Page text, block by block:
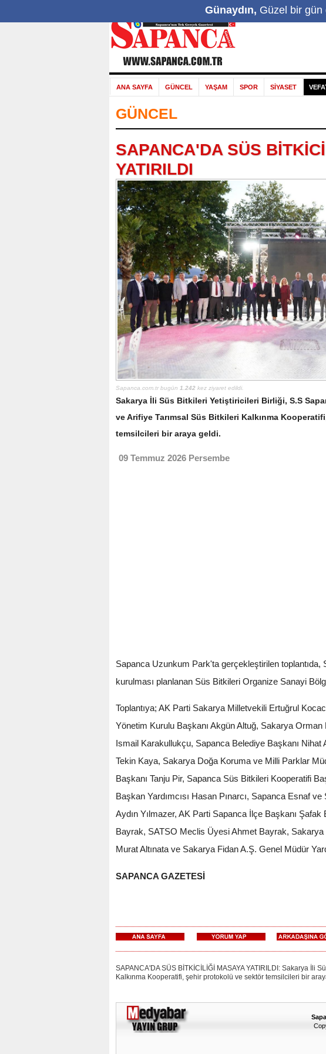
Günaydın, Güzel bir gün
ANA SAYFA GÜNCEL YAŞAM SPOR SİYASET
GÜNCEL
SAPANCA'DA SÜS
YATIRILDI
Sapanca.com.tr bugün 1.242kez ziyaret edildi.
Sakarya İli Süs Bitkileri Yetiştiricileri Birliği, S.S
ve Arifiye Tarımsal Süs Bitkileri Kalkınma
temsilcileri bir araya geldi.
09 Temmuz 2026 Persembe
Sapanca Uzunkum Park'ta gerçekleştirilen
kurulması planlanan Süs Bitkileri Organize Sanayi
Toplantıya; AK Parti Sakarya Milletvekili Ertuğrul
Yönetim Kurulu Başkanı Akgün Altuğ, Sakarya
Ismail Karakullukçu, Sapanca Belediye Başkanı
Tekin Kaya, Sakarya Doğa Koruma ve Milli Parklar
Başkanı Tanju Pir, Sapanca Süs Bitkileri Kooperatifi
Başkan Yardımcısı Hasan Pınarcı, Sapanca Esnaf
Aydın Yılmazer, AK Parti Sapanca İlçe Başkanı
Bayrak, SATSO Meclis Üyesi Ahmet Bayrak, Sakarya
Murat Altınata ve Sakarya Fidan A.Ş. Genel Müdür
SAPANCA GAZETESİ
SAPANCA'DA SÜS BİTKİCİLİĞİ MASAYA YATIRILDI: Sakarya İli
Kalkınma Kooperatifi, şehir protokolü ve sektör temsilcileri bir